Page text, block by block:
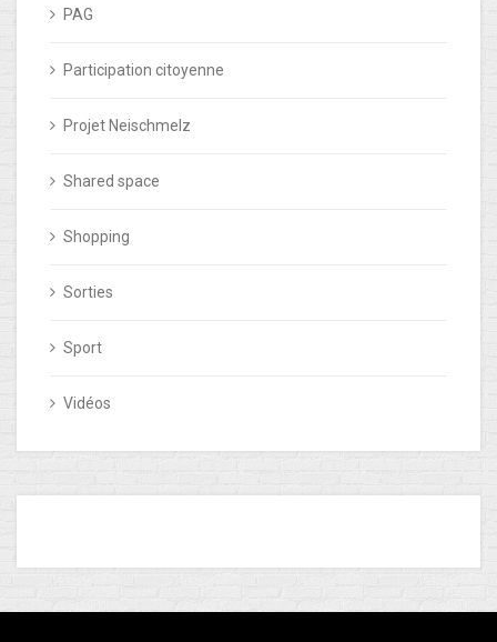
PAG
Participation citoyenne
Projet Neischmelz
Shared space
Shopping
Sorties
Sport
Vidéos